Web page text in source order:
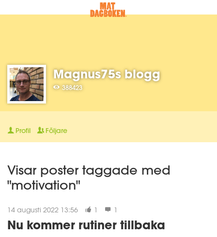
Magnus75s blogg
388423
Profil Följare
Visar poster taggade med
"motivation"
14 augusti 2022 13:56 1 1
Nu kommer rutiner tillbaka